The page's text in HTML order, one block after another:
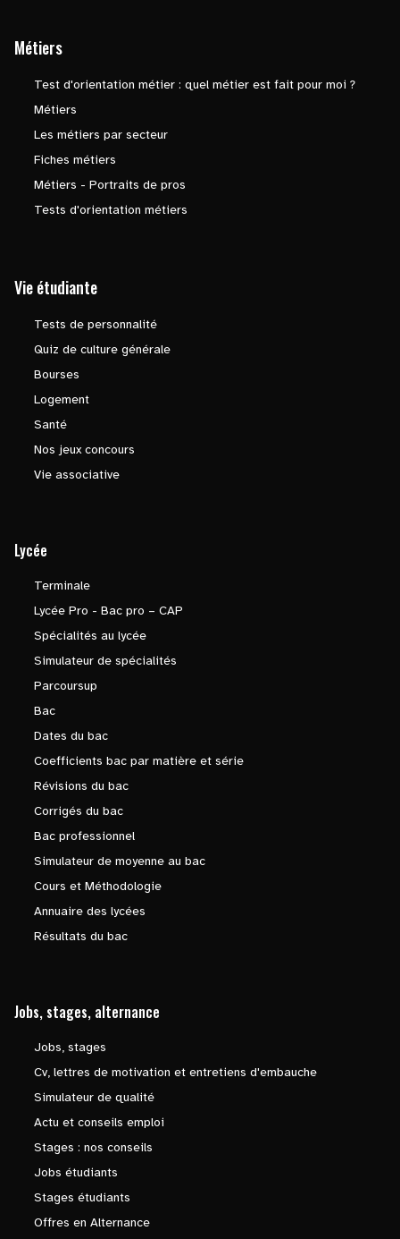
Métiers
Test d'orientation métier : quel métier est fait pour moi ?
Métiers
Les métiers par secteur
Fiches métiers
Métiers - Portraits de pros
Tests d'orientation métiers
Vie étudiante
Tests de personnalité
Quiz de culture générale
Bourses
Logement
Santé
Nos jeux concours
Vie associative
Lycée
Terminale
Lycée Pro - Bac pro – CAP
Spécialités au lycée
Simulateur de spécialités
Parcoursup
Bac
Dates du bac
Coefficients bac par matière et série
Révisions du bac
Corrigés du bac
Bac professionnel
Simulateur de moyenne au bac
Cours et Méthodologie
Annuaire des lycées
Résultats du bac
Jobs, stages, alternance
Jobs, stages
Cv, lettres de motivation et entretiens d'embauche
Simulateur de qualité
Actu et conseils emploi
Stages : nos conseils
Jobs étudiants
Stages étudiants
Offres en Alternance